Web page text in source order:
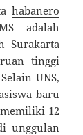
habanero
adalah
Surakarta
tinggi
UNS,
baru
12
unggulan